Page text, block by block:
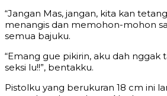
“Jangan Mas, jangan, kita kan
menangis dan memohon-mohon
semua bajuku.
“Emang gue pikirin, aku dah nggak
seksi lu!!”, bentakku.
Pistolku yang berukuran 18 cm ini